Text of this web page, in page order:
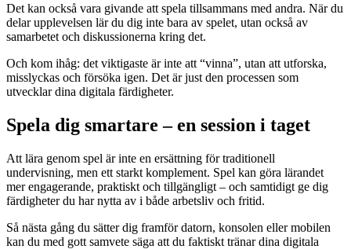
Det kan också vara givande att spela tillsammans med andra. När du
delar upplevelsen lär du dig inte bara av spelet, utan också av
samarbetet och diskussionerna kring det.
Och kom ihåg: det viktigaste är inte att “vinna”, utan att utforska,
misslyckas och försöka igen. Det är just den processen som
utvecklar dina digitala färdigheter.
Spela dig smartare – en session i taget
Att lära genom spel är inte en ersättning för traditionell
undervisning, men ett starkt komplement. Spel kan göra lärandet
mer engagerande, praktiskt och tillgängligt – och samtidigt ge dig
färdigheter du har nytta av i både arbetsliv och fritid.
Så nästa gång du sätter dig framför datorn, konsolen eller mobilen
kan du med gott samvete säga att du faktiskt tränar dina digitala